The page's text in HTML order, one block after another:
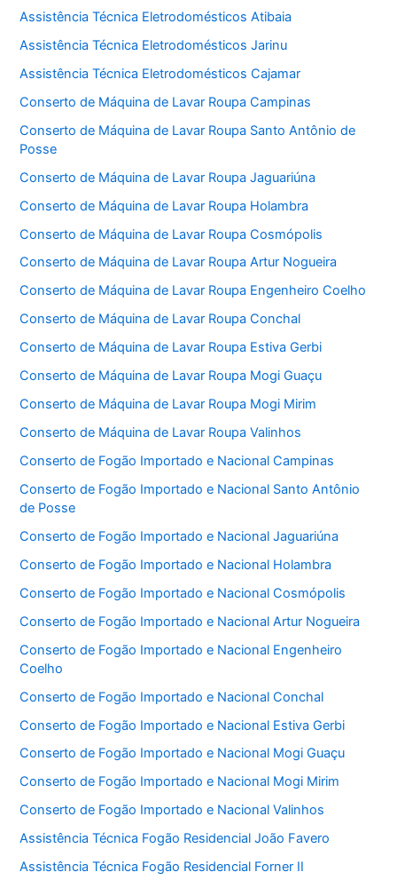
Assistência Técnica Eletrodomésticos Atibaia
Assistência Técnica Eletrodomésticos Jarinu
Assistência Técnica Eletrodomésticos Cajamar
Conserto de Máquina de Lavar Roupa Campinas
Conserto de Máquina de Lavar Roupa Santo Antônio de
Posse
Conserto de Máquina de Lavar Roupa Jaguariúna
Conserto de Máquina de Lavar Roupa Holambra
Conserto de Máquina de Lavar Roupa Cosmópolis
Conserto de Máquina de Lavar Roupa Artur Nogueira
Conserto de Máquina de Lavar Roupa Engenheiro Coelho
Conserto de Máquina de Lavar Roupa Conchal
Conserto de Máquina de Lavar Roupa Estiva Gerbi
Conserto de Máquina de Lavar Roupa Mogi Guaçu
Conserto de Máquina de Lavar Roupa Mogi Mirim
Conserto de Máquina de Lavar Roupa Valinhos
Conserto de Fogão Importado e Nacional Campinas
Conserto de Fogão Importado e Nacional Santo Antônio
de Posse
Conserto de Fogão Importado e Nacional Jaguariúna
Conserto de Fogão Importado e Nacional Holambra
Conserto de Fogão Importado e Nacional Cosmópolis
Conserto de Fogão Importado e Nacional Artur Nogueira
Conserto de Fogão Importado e Nacional Engenheiro
Coelho
Conserto de Fogão Importado e Nacional Conchal
Conserto de Fogão Importado e Nacional Estiva Gerbi
Conserto de Fogão Importado e Nacional Mogi Guaçu
Conserto de Fogão Importado e Nacional Mogi Mirim
Conserto de Fogão Importado e Nacional Valinhos
Assistência Técnica Fogão Residencial João Favero
Assistência Técnica Fogão Residencial Forner II